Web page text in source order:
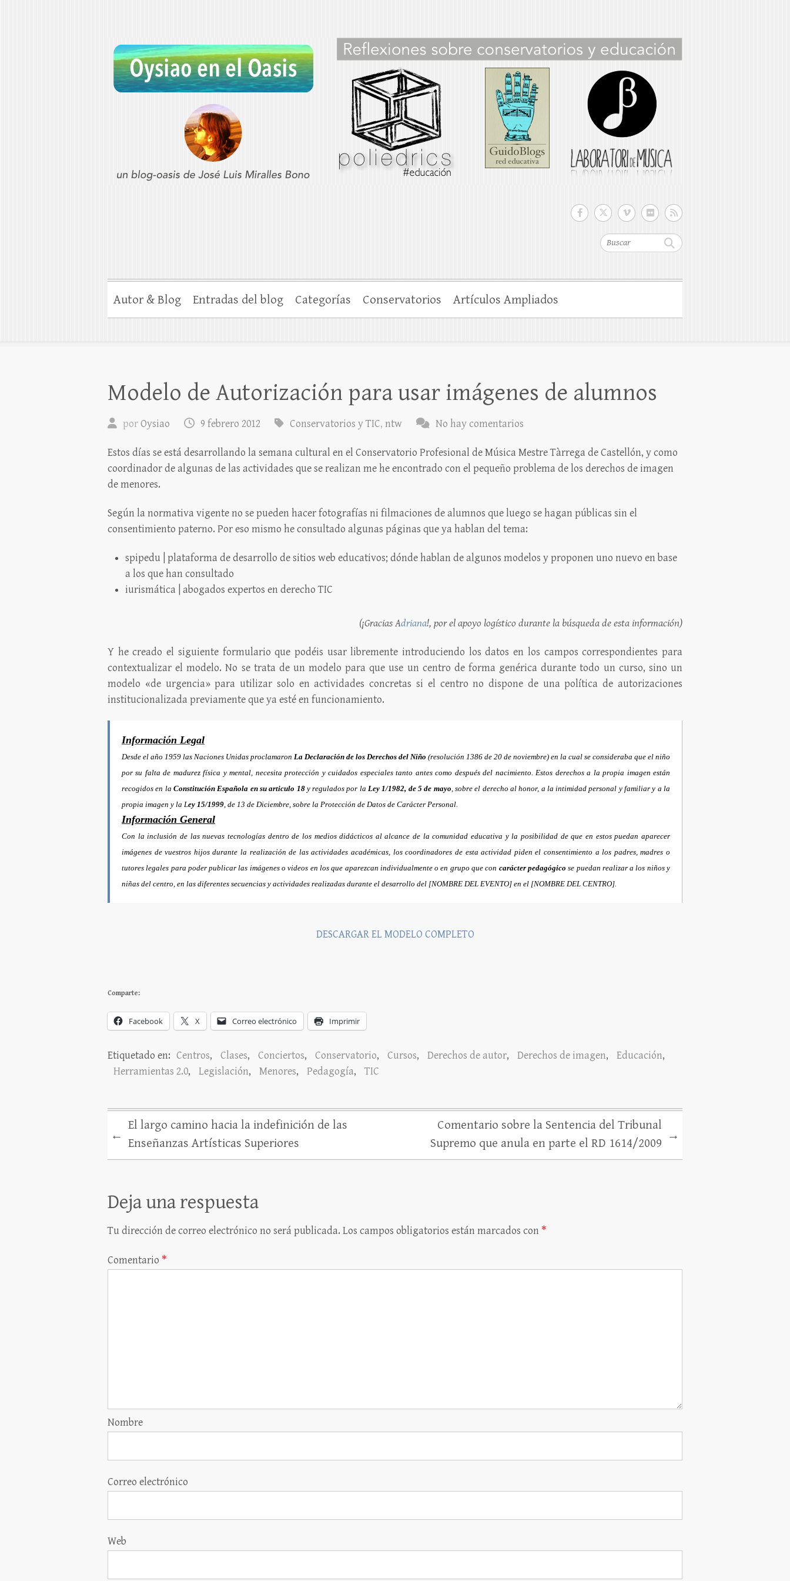
Buscar
Oysiao en el Oasis
REFLEXIONES SOBRE CONSERVATORIOS
Autor & Blog Entradas del blog Categorías Conservatorios Artículos Ampliados
Modelo de Autorización para usar imágenes de alumnos
porOysiao 9 febrero 2012 Conservatorios y TIC, ntw No hay comentarios
Estos días se está desarrollando la semana cultural en el Conservatorio Profesional de Música Mestre Tàrrega de Castellón, y como
coordinador de algunas de las actividades que se realizan me he encontrado con el pequeño problema de los derechos de imagen
de menores.
Según la normativa vigente no se pueden hacer fotografías ni filmaciones de alumnos que luego se hagan públicas sin el
consentimiento paterno. Por eso mismo he consultado algunas páginas que ya hablan del tema:
spipedu | plataforma de desarrollo de sitios web educativos; dónde hablan de algunos modelos y proponen uno nuevo en base
a los que han consultado
iurismática | abogados expertos en derecho TIC
(¡Gracias Adriana!, por el apoyo logístico durante la búsqueda de esta información)
Y he creado el siguiente formulario que podéis usar libremente introduciendo los datos en los campos correspondientes para
contextualizar el modelo. No se trata de un modelo para que use un centro de forma genérica durante todo un curso, sino un
modelo «de urgencia» para utilizar solo en actividades concretas si el centro no dispone de una política de autorizaciones
institucionalizada previamente que ya esté en funcionamiento.
Información Legal
Desde el año 1959 las Naciones Unidas proclamaron La Declaración de los Derechos del Niño (resolución 1386 de 20 de noviembre) en la cual se consideraba que el niño
por su falta de madurez física y mental, necesita protección y cuidados especiales tanto antes como después del nacimiento. Estos derechos a la propia imagen están
recogidos en la Constitución Española en su articulo 18 y regulados por laLey 1/1982, de 5 de mayo, sobre el derecho al honor, a la intimidad personal y familiar y a la
propia imagen y la Ley 15/1999, de 13 de Diciembre, sobre la Protección de Datos de Carácter Personal.
Información General
Con la inclusión de las nuevas tecnologías dentro de los medios didácticos al alcance de la comunidad educativa y la posibilidad de que en estos puedan aparecer
imágenes de vuestros hijos durante la realización de las actividades académicas, los coordinadores de esta actividad piden el consentimiento a los padres, madres o
tutores legales para poder publicar las imágenes o videos en los que aparezcan individualmente o en grupo que con carácter pedagógico se puedan realizar a los niños y
niñas del centro, en las diferentes secuencias y actividades realizadas durante el desarrollo del [NOMBRE DEL EVENTO] en el [NOMBRE DEL CENTRO].
DESCARGAR EL MODELO COMPLETO
Comparte:
Facebook X Correo electrónico Imprimir
Etiquetado en: Centros, Clases, Conciertos, Conservatorio, Cursos, Derechos de autor, Derechos de imagen, Educación,
Herramientas 2.0, Legislación, Menores, Pedagogía, TIC
←
El largo camino hacia la indefinición de las
Enseñanzas Artísticas Superiores
Comentario sobre la Sentencia del Tribunal
Supremo que anula en parte el RD 1614/2009
→
Deja una respuesta
Tu dirección de correo electrónico no será publicada. Los campos obligatorios están marcados con *
Comentario *
Nombre
Correo electrónico
Web